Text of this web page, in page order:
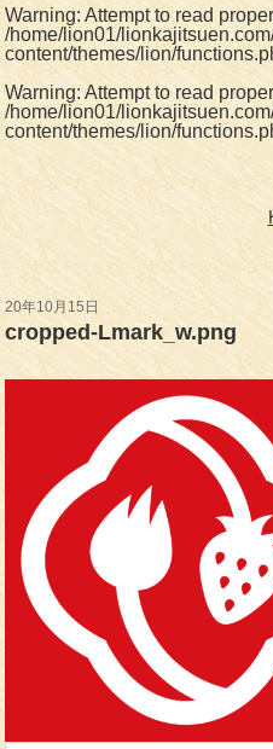
Warning: Attempt to read
/home/lion01/
content/themes/lion/
Warning: Attempt to read
/home/lion01/
content/themes/lion/
20年10月15日
cropped-Lmark_w.png